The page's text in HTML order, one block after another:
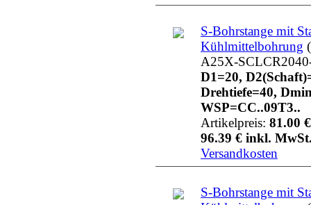
S-Bohrstange mit
Kühlmittelbohrung
A25X-
D1=20,
Drehtiefe=40,
WSP=CC..09T3..
Artikelpreis: 81.00
96.39 € inkl.
Versandkosten
S-Bohrstange mit